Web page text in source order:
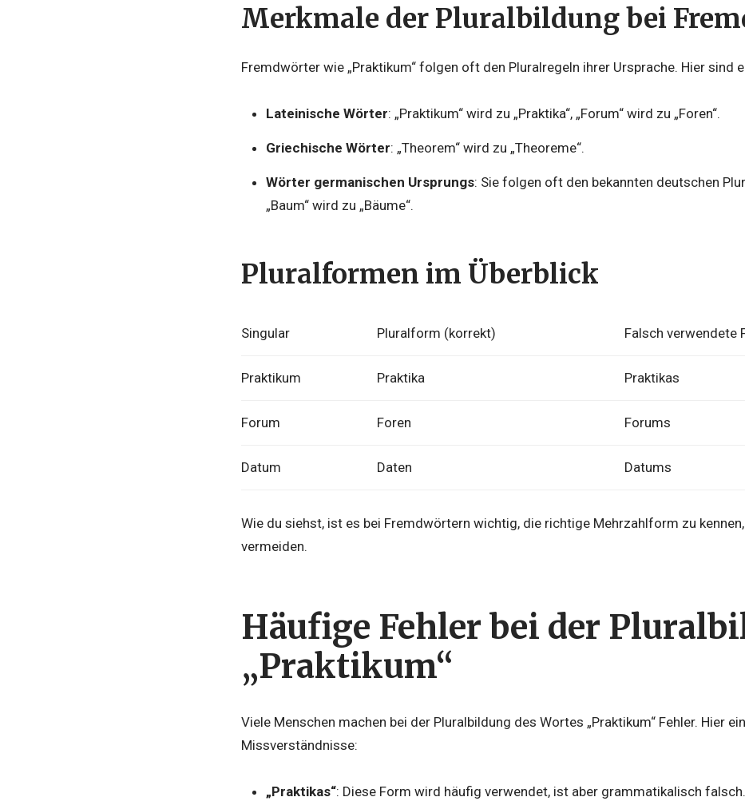
Merkmale der Pluralbildung bei
Fremdwörter wie „Praktikum“ folgen oft den Pluralregeln ihrer Ursprache. Hier sind
Lateinische Wörter: „Praktikum“ wird zu „Praktika“, „Forum“ wird zu „Foren“.
Griechische Wörter: „Theorem“ wird zu „Theoreme“.
Wörter germanischen Ursprungs: Sie folgen oft den bekannten deutschen
„Baum“ wird zu „Bäume“.
Pluralformen im Überblick
Singular Pluralform (korrekt) Falsch verwendete
Praktikum Praktika Praktikas
Forum Foren Forums
Datum Daten Datums
Wie du siehst, ist es bei Fremdwörtern wichtig, die richtige Mehrzahlform zu
vermeiden.
Häufige Fehler bei der
„Praktikum“
Viele Menschen machen bei der Pluralbildung des Wortes „Praktikum“ Fehler. Hier
Missverständnisse:
„Praktikas“: Diese Form wird häufig verwendet, ist aber grammatikalisch falsch.